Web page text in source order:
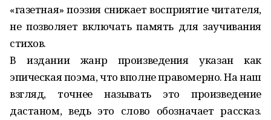
«газетная» поэзия снижает восприятие читателя,
не позволяет включать память для заучивания
стихов.
В издании жанр произведения указан как
эпическая поэма, что вполне правомерно. На наш
взгляд, точнее называть это произведение
дастаном, ведь это слово обозначает рассказ.